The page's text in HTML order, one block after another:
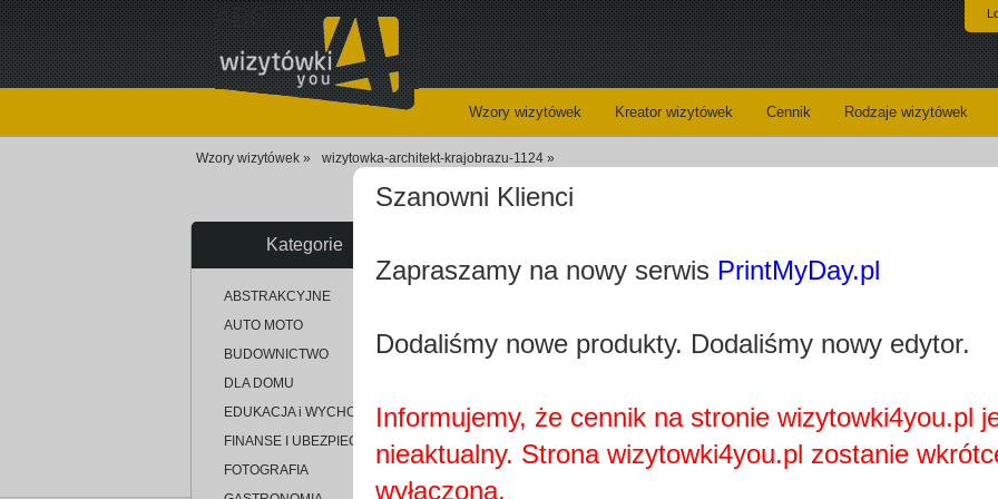
Wzory wizytówek Kreator wizytówek Cennik Rodzaje wizytówek
Wzory wizytówek » wizytowka-architekt-krajobrazu-1124 »
Kategorie
ABSTRAKCYJNE
AUTO MOTO
BUDOWNICTWO
DLA DOMU
EDUKACJA i WYCHOWANIE
FINANSE I UBEZPIECZENIA
FOTOGRAFIA
Profesjonalna wizytówka. Szablon dla
ABC
Wizytówki - opis:
Zamów
zaskocz
wyglądem.
Szanowni Klienci
Zapraszamy na nowy serwis PrintMyDay.pl
Dodaliśmy nowe produkty. Dodaliśmy nowy edytor.
Informujemy, że cennik na stronie wizytowki4you.pl
nieaktualny. Strona wizytowki4you.pl zostanie
wyłączona.